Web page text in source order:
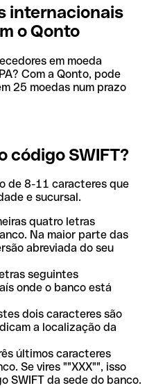
internacionais
o Qonto
em moeda
Com a Qonto, pode
25 moedas num prazo
código SWIFT?
de 8-11 caracteres que
e sucursal.
quatro letras
Na maior parte das
abreviada do seu
seguintes
onde o banco está
dois caracteres são
a localização da
últimos caracteres
Se vires ""XXX"", isso
SWIFT da sede do banco.